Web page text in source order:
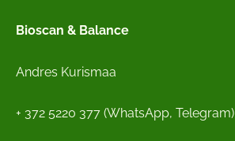
Bioscan & Balance
Andres Kurismaa
+ 372 5220 377 (WhatsApp, Telegram)